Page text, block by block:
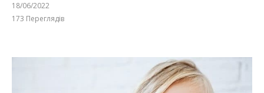
18/06/2022
173 Переглядів